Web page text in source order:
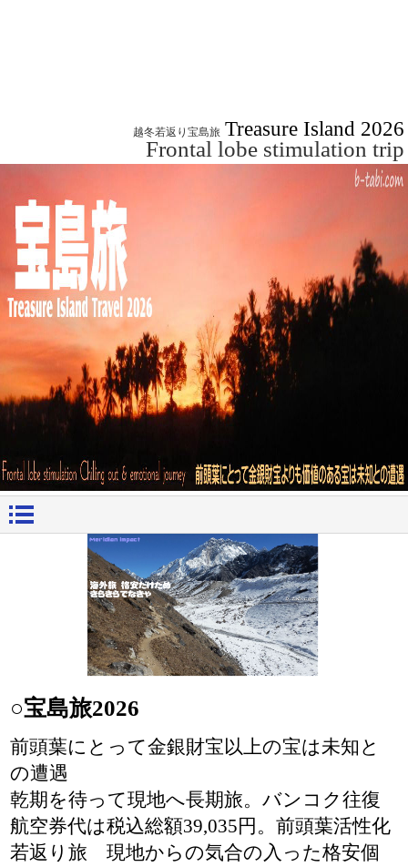
越冬若返り宝島旅 Treasure Island 2026
Frontal lobe stimulation trip
○宝島旅2026
前頭葉にとって金銀財宝以上の宝は未知と
の遭遇
乾期を待って現地へ長期旅。バンコク往復
航空券代は税込総額39,035円。前頭葉活性化
若返り旅 現地からの気合の入った格安個